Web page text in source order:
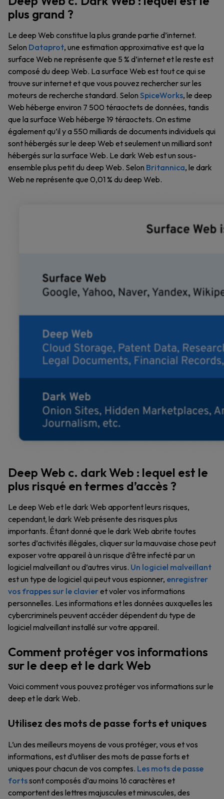
plus grand ?
Le deep Web constitue la plus grande partie d’internet.
Selon Dataprot, une estimation approximative est que la
surface Web ne représente que 5 % d’internet et le reste est
composé du deep Web. La surface Web est tout ce qui se
trouve sur internet et que vous pouvez rechercher sur les
moteurs de recherche standard. Selon SpiceWorks, le deep
Web héberge environ 7 500 téraoctets de données, tandis
que la surface Web héberge 19 téraoctets. On estime
également qu’il y a 550 milliards de documents individuels qui
sont hébergés sur le deep Web et seulement un milliard sont
hébergés sur la surface Web. Le dark Web est un sous-
ensemble plus petit du deep Web. Selon Britannica, le dark
Web ne représente que 0,01 % du deep Web.
Deep Web c. dark Web : lequel est le
plus risqué en termes d’accès ?
Le deep Web et le dark Web apportent leurs risques,
cependant, le dark Web présente des risques plus
importants. Étant donné que le dark Web abrite toutes
sortes d’activités illégales, cliquer sur la mauvaise chose peut
exposer votre appareil à un risque d’être infecté par un
logiciel malveillant ou d’autres virus. Un logiciel malveillant
est un type de logiciel qui peut vous espionner, enregistrer
vos frappes sur le clavieret voler vos informations
personnelles. Les informations et les données auxquelles les
cybercriminels peuvent accéder dépendent du type de
logiciel malveillant installé sur votre appareil.
Comment protéger vos informations
sur le deep et le dark Web
Voici comment vous pouvez protéger vos informations sur le
deep et le dark Web.
Utilisez des mots de passe forts et uniques
L’un des meilleurs moyens de vous protéger, vous et vos
informations, est d’utiliser des mots de passe forts et
uniques pour chacun de vos comptes. Les mots de passe
fortssont composés d’au moins 16 caractères et
comportent des lettres majuscules et minuscules, des